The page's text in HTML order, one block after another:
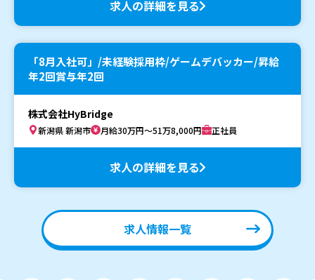
求人の詳細を見る
「8月入社可」/未経験採用枠/ゲームデバッカー/昇給
年2回賞与年2回
株式会社HyBridge
新潟県 新潟市 月給30万円～51万8,000円 正社員
求人の詳細を見る
求人情報一覧